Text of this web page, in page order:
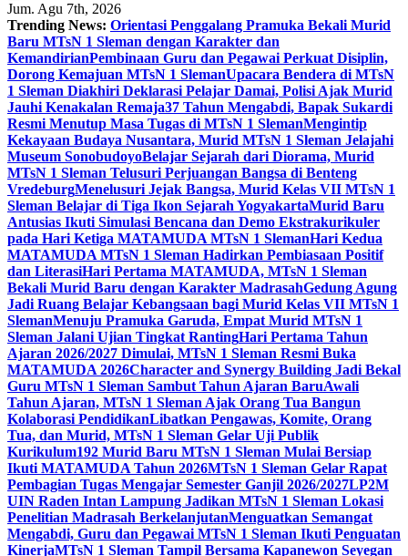
Jum. Agu 7th, 2026
Trending News: Orientasi Penggalang Pramuka Bekali Murid
Baru MTsN 1 Sleman dengan Karakter dan
KemandirianPembinaan Guru dan Pegawai Perkuat Disiplin,
Dorong Kemajuan MTsN 1 SlemanUpacara Bendera di MTsN
1 Sleman Diakhiri Deklarasi Pelajar Damai, Polisi Ajak Murid
Jauhi Kenakalan Remaja37 Tahun Mengabdi, Bapak Sukardi
Resmi Menutup Masa Tugas di MTsN 1 SlemanMengintip
Kekayaan Budaya Nusantara, Murid MTsN 1 Sleman Jelajahi
Museum SonobudoyoBelajar Sejarah dari Diorama, Murid
MTsN 1 Sleman Telusuri Perjuangan Bangsa di Benteng
VredeburgMenelusuri Jejak Bangsa, Murid Kelas VII MTsN 1
Sleman Belajar di Tiga Ikon Sejarah YogyakartaMurid Baru
Antusias Ikuti Simulasi Bencana dan Demo Ekstrakurikuler
pada Hari Ketiga MATAMUDA MTsN 1 SlemanHari Kedua
MATAMUDA MTsN 1 Sleman Hadirkan Pembiasaan Positif
dan LiterasiHari Pertama MATAMUDA, MTsN 1 Sleman
Bekali Murid Baru dengan Karakter MadrasahGedung Agung
Jadi Ruang Belajar Kebangsaan bagi Murid Kelas VII MTsN 1
SlemanMenuju Pramuka Garuda, Empat Murid MTsN 1
Sleman Jalani Ujian Tingkat RantingHari Pertama Tahun
Ajaran 2026/2027 Dimulai, MTsN 1 Sleman Resmi Buka
MATAMUDA 2026Character and Synergy Building Jadi Bekal
Guru MTsN 1 Sleman Sambut Tahun Ajaran BaruAwali
Tahun Ajaran, MTsN 1 Sleman Ajak Orang Tua Bangun
Kolaborasi PendidikanLibatkan Pengawas, Komite, Orang
Tua, dan Murid, MTsN 1 Sleman Gelar Uji Publik
Kurikulum192 Murid Baru MTsN 1 Sleman Mulai Bersiap
Ikuti MATAMUDA Tahun 2026MTsN 1 Sleman Gelar Rapat
Pembagian Tugas Mengajar Semester Ganjil 2026/2027LP2M
UIN Raden Intan Lampung Jadikan MTsN 1 Sleman Lokasi
Penelitian Madrasah BerkelanjutanMenguatkan Semangat
Mengabdi, Guru dan Pegawai MTsN 1 Sleman Ikuti Penguatan
KinerjaMTsN 1 Sleman Tampil Bersama Kapanewon Seyegan